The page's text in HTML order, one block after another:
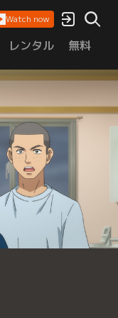
Watch now
レンタル 無料